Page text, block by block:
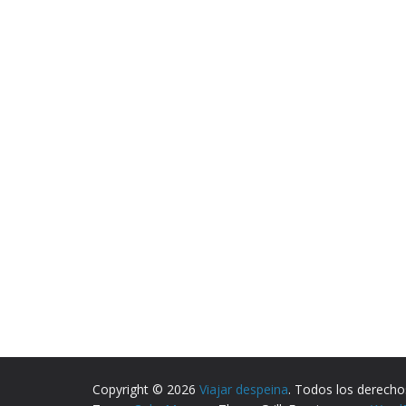
Copyright © 2026 Viajar despeina. Todos los